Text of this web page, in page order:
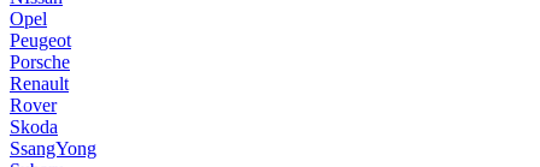
Opel
Peugeot
Porsche
Renault
Rover
Skoda
SsangYong